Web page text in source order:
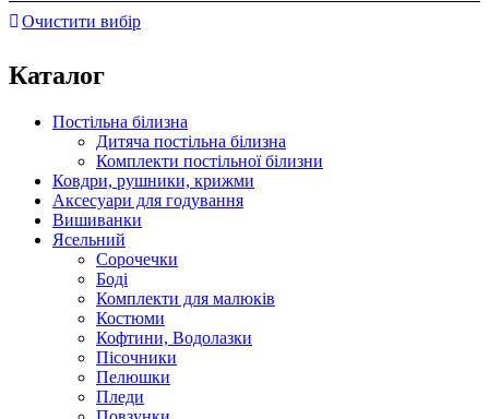
Очистити вибір
Каталог
Постільна білизна
Дитяча постільна білизна
Комплекти постільної білизни
Ковдри, рушники, крижми
Аксесуари для годування
Вишиванки
Ясельний
Cорочечки
Боді
Комплекти для малюків
Костюми
Кофтини, Водолазки
Пісочники
Пелюшки
Пледи